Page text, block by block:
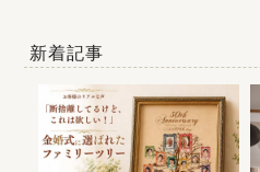
新着記事